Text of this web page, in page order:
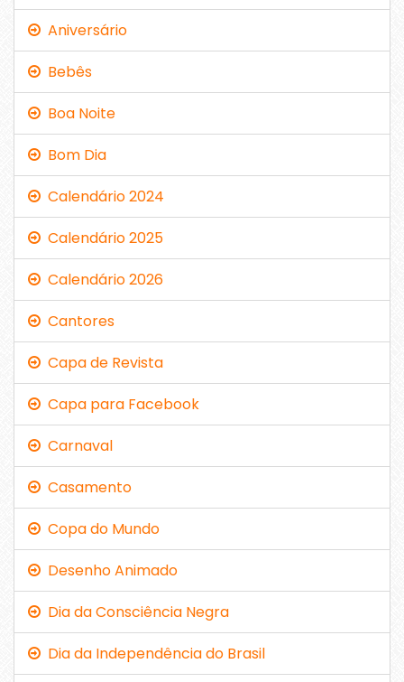
Aniversário
Bebês
Boa Noite
Bom Dia
Calendário 2024
Calendário 2025
Calendário 2026
Cantores
Capa de Revista
Capa para Facebook
Carnaval
Casamento
Copa do Mundo
Desenho Animado
Dia da Consciência Negra
Dia da Independência do Brasil